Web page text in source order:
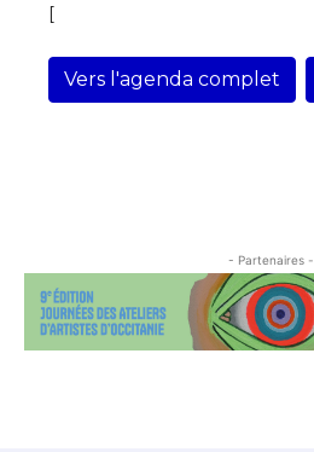
[
Vers l'agenda complet
- Partenaires -